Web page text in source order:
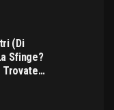
(di
Sfinge?
Trovate…